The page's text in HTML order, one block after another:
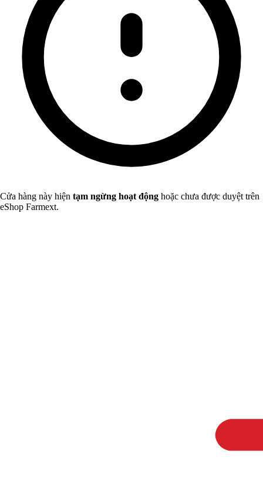
Cửa hàng này hiện tạm ngừng hoạt động hoặc chưa được duyệt trên
eShop Farmext.